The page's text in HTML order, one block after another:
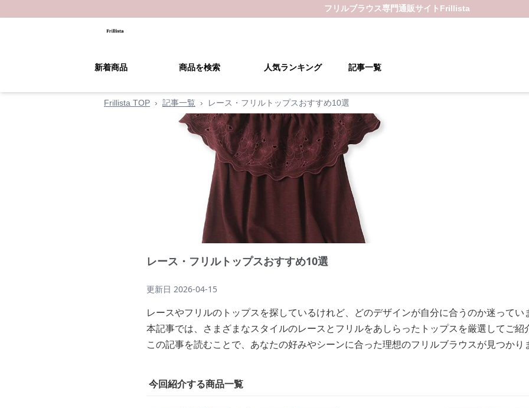
フリルブラウス専門通販サイト Frillista
新着商品 商品を検索 人気ランキング 記事一覧
Frillista TOP › 記事一覧 › レース・フリルトップスおすすめ10選
レース・フリルトップスおすすめ10選
更新日 2026-04-15
レースやフリルのトップスを探しているけれど、どのデザインが自分に合うのか迷ってい
本記事では、さまざまなスタイルのレースとフリルをあしらったトップスを厳選してご紹
この記事を読むことで、あなたの好みやシーンに合った理想のフリルブラウスが見つかり
今回紹介する商品一覧